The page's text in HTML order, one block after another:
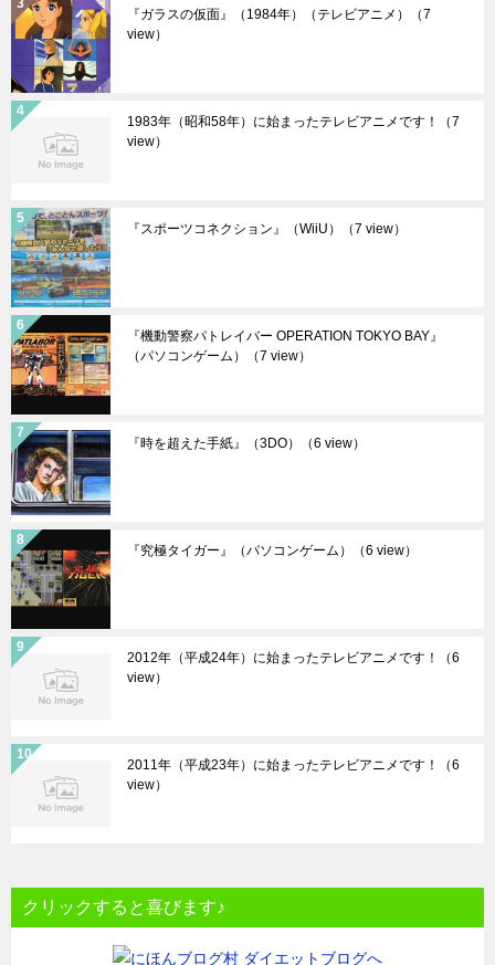
『ガラスの仮面』（1984年）（テレビアニメ）
（7
view）
1983年（昭和58年）に始まったテレビアニメです！
（7
view）
『スポーツコネクション』（WiiU） （7 view）
『機動警察パトレイバー OPERATION TOKYO BAY』
（パソコンゲーム）
（7 view）
『時を超えた手紙』（3DO） （6 view）
『究極タイガー』（パソコンゲーム） （6 view）
2012年（平成24年）に始まったテレビアニメです！
（6
view）
2011年（平成23年）に始まったテレビアニメです！
（6
view）
クリックすると喜びます♪